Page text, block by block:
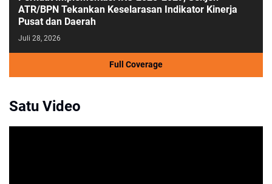
ATR/BPN Tekankan Keselarasan Indikator Kinerja
Pusat dan Daerah
Juli 28, 2026
Full Coverage
Satu Video